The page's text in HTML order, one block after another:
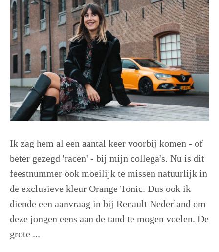
Ik zag hem al een aantal keer voorbij komen - of
beter gezegd 'racen' - bij mijn collega's. Nu is dit
feestnummer ook moeilijk te missen natuurlijk in
de exclusieve kleur Orange Tonic. Dus ook ik
diende een aanvraag in bij Renault Nederland om
deze jongen eens aan de tand te mogen voelen. De
grote ...